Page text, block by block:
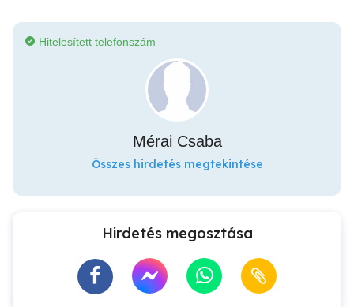
Hitelesített telefonszám
Mérai Csaba
Összes hirdetés megtekintése
Hirdetés megosztása